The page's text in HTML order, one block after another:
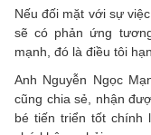
Nếu đối mặt với sự
sẽ có phản ứng
mạnh, đó là điều tôi
Anh Nguyễn Ngọc
cũng chia sẻ, nhận
bé tiến triển tốt chính